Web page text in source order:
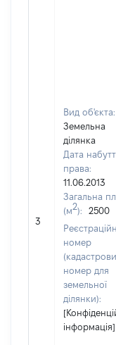
3
Вид об'єкта:
Земельна
ділянка
Дата
права:
11.06.2013
Загальна
(м2):
2500
номер
номер для
земельної
ділянки):
інформація]